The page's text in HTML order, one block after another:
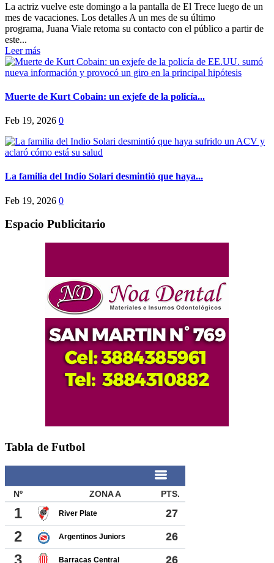
La actriz vuelve este domingo a la pantalla de El Trece luego de un
mes de vacaciones. Los detalles A un mes de su último
programa, Juana Viale retoma su contacto con el público a partir de
este...
Leer más
Muerte de Kurt Cobain: un exjefe de la policía...
Feb 19, 2026 0
La familia del Indio Solari desmintió que haya...
Feb 19, 2026 0
Espacio Publicitario
Tabla de Futbol